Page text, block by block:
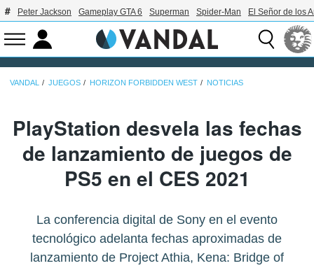
Peter Jackson Gameplay GTA 6 Superman Spider-Man El Señor de los
VANDAL JUEGOS HORIZON FORBIDDEN WEST NOTICIAS
PlayStation desvela las fechas
de lanzamiento de juegos de
PS5 en el CES 2021
La conferencia digital de Sony en el evento
tecnológico adelanta fechas aproximadas de
lanzamiento de Project Athia, Kena: Bridge of